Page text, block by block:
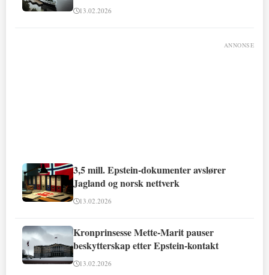
13.02.2026
ANNONSE
3,5 mill. Epstein-dokumenter avslører
Jagland og norsk nettverk
13.02.2026
Kronprinsesse Mette-Marit pauser
beskytterskap etter Epstein-kontakt
13.02.2026